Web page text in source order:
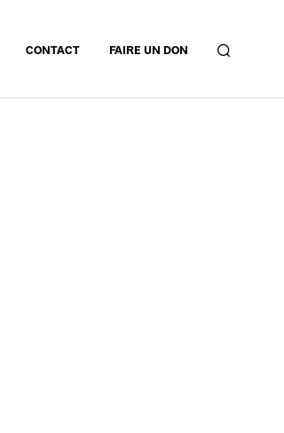
CONTACT FAIRE UN DON